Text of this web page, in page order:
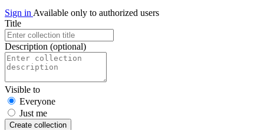
Sign in Available only to authorized users
Title
Description (optional)
Visible to
Everyone
Just me
Create collection